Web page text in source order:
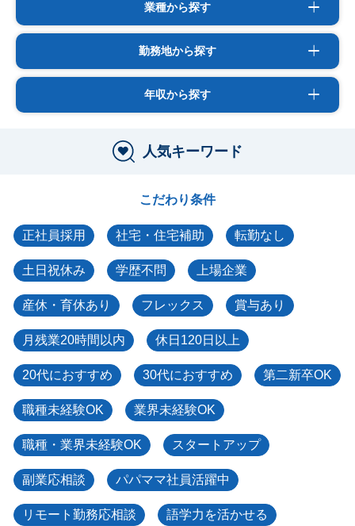
業種から探す
勤務地から探す
年収から探す
人気キーワード
こだわり条件
正社員採用 社宅・住宅補助 転勤なし
土日祝休み 学歴不問 上場企業
産休・育休あり フレックス 賞与あり
月残業20時間以内 休日120日以上
20代におすすめ 30代におすすめ 第二新卒OK
職種未経験OK 業界未経験OK
職種・業界未経験OK スタートアップ
副業応相談 パパママ社員活躍中
リモート勤務応相談 語学力を活かせる